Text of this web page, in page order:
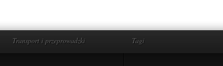
Transport i przeprowadzki Tagi